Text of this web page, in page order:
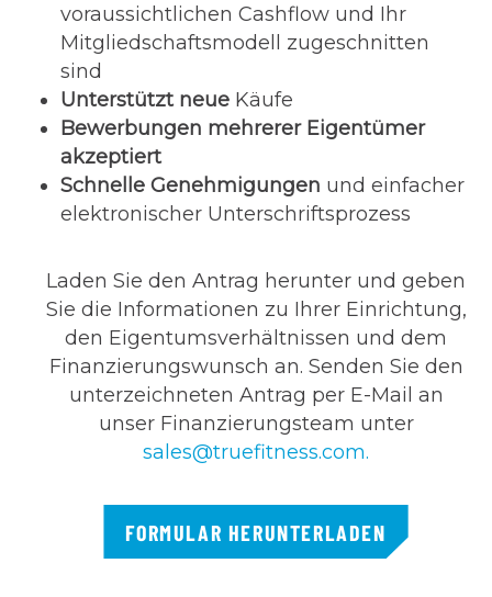
voraussichtlichen Cashflow und Ihr
Mitgliedschaftsmodell zugeschnitten
sind
Unterstützt neue Käufe
Bewerbungen mehrerer Eigentümer
akzeptiert
Schnelle Genehmigungen und einfacher
elektronischer Unterschriftsprozess
Laden Sie den Antrag herunter und geben
Sie die Informationen zu Ihrer Einrichtung,
den Eigentumsverhältnissen und dem
Finanzierungswunsch an. Senden Sie den
unterzeichneten Antrag per E-Mail an
unser Finanzierungsteam unter
sales@truefitness.com.
FORMULAR HERUNTERLADEN